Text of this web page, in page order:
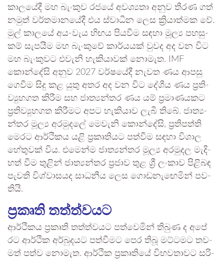
කාල­යේදී මහ බැංකුව රජයේ අව­ශ්‍යතා අනුව තීරණ ගත්
නමුත් වර්ත­මා­න­යේදී එය ස්වාධීන ලෙස ක්‍රියා­ත්මක වේ.
මුල් කාලයේ අය-වැය හිඟය පිය­වීම සඳහා මූල්‍ය පහ­සු­
කම් සැප­යීම මහ බැංකුවේ කාර්ය­යක් වුවද අද වන විට
මහ බැංකු­වට එවැනි හැකි­යා­වක් නොමැත. IMF
කොන්දේසි අනුව 2027 වර්ෂ­යේදී නැවත ණය ආපසු
ගෙවීම සිදු කළ යුතු අතර අද වන විට දේශීය ණය ප්‍රති­
ව්‍යු­හ­ගත කිරීම සහ ජාත්‍ය­න්තර ණය යම් ප්‍රමා­ණ­ය­කට
ප්‍රති­ව්‍යු­හ­ගත කිරී­මට අපට හැකි­යාව ලැබී තිබේ. ජාත්‍ය­
න්තර මූල්‍ය අර­මු­දලේ මෙවැනි කොන්දේසි, ප්‍රති­පත්ති
මෙරට ආර්ථි­කය යළි ප්‍රකෘ­ති­යට පත්වීම සඳහා විශාල
හේතු­වක් විය. එමෙන්ම ජාත්‍ය­න්තර මූල්‍ය අර­මු­දල මැදි­
හත් වීම තුළින් ජාත්‍ය­න්තර ප්‍රජාව තුළ ශ්‍රී ලංකාව පිළි­බඳ
පැවති විශ්වා­ස­යද සාධ­නීය ලෙස ගොඩ­නැ­ඟෙ­මින් පව­
තියි.
ප්‍රකෘති තත්ත්ව­යට
ආර්ථි­කය ප්‍රකෘති තත්ත්ව­යට පත්වෙ­මින් තිබුණ ද අපේ
රට ආර්ථික අර්බු­ද­යට පත්වී­මට පෙර තිබූ මට්ට­මට තව­
මත් පත්ව නොමැත. ආර්ථික ප්‍රකෘ­තියේ විභ­ව­තා­වට සරි­